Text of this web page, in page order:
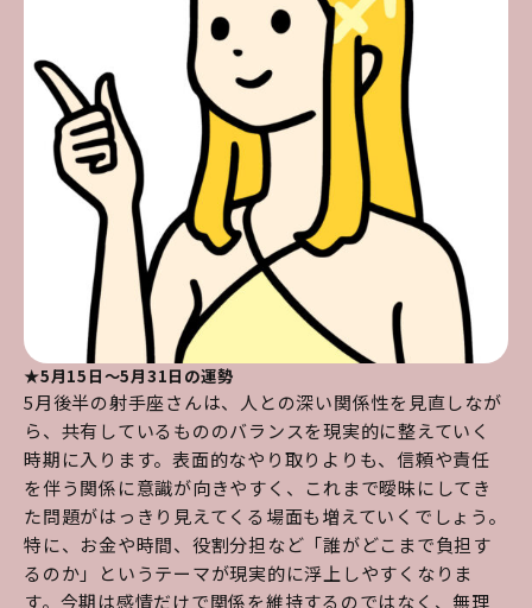
★5月15日～5月31日の運勢
5月後半の射手座さんは、人との深い関係性を見直しなが
ら、共有しているもののバランスを現実的に整えていく
時期に入ります。表面的なやり取りよりも、信頼や責任
を伴う関係に意識が向きやすく、これまで曖昧にしてき
た問題がはっきり見えてくる場面も増えていくでしょう。
特に、お金や時間、役割分担など「誰がどこまで負担す
るのか」というテーマが現実的に浮上しやすくなりま
す。今期は感情だけで関係を維持するのではなく、無理